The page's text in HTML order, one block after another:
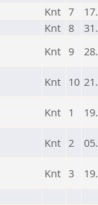
Knt 7
Knt 8
Knt 9
Knt 10
Knt 1
Knt 2
Knt 3